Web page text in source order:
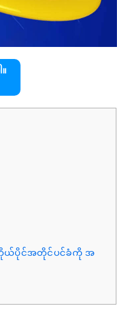
ယ်ပိုင်အတိုင်ပင်ခံကို အ